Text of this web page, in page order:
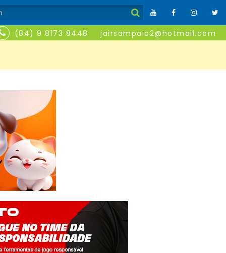
(84) 9 8173 8448 jairsampaio2@hotmail.com